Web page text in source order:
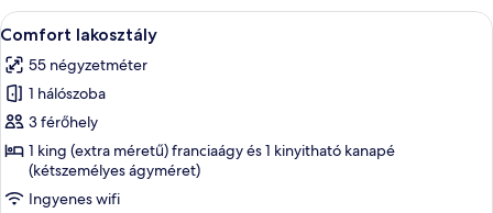
A
következő
szoba
összes
képének
megtekintése:
Comfort
lakosztály
Egy gondosan megterített ágy, fából
23
Comfort lakosztály
55 négyzetméter
1 hálószoba
3 férőhely
1 king (extra méretű) franciaágy és 1 kinyitható kanapé
(kétszemélyes ágyméret)
Ingyenes wifi